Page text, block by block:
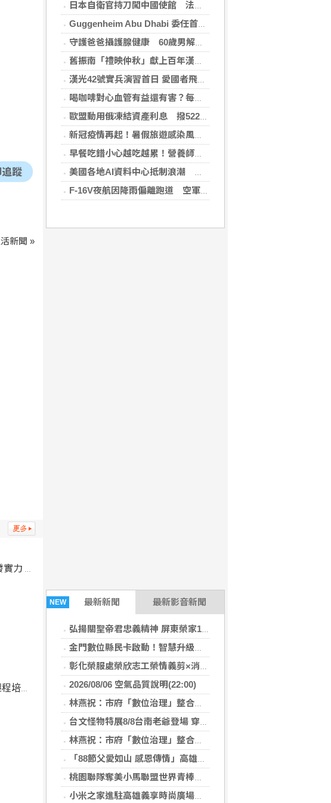
日本自衛官持刀闖中國使館 法庭上稱促中國改變外交
Guggenheim Abu Dhabi 委任首任館長
守護爸爸攝護腺健康 60歲男解尿異常 靠PHI檢測及早揪出攝護腺癌
舊振南「禮映仲秋」獻上百年漢餅心意 百日紅豆入餡經典蛋黃酥、噶瑪蘭聯名月餅、獨特人氣款必嚐
漢光42號實兵演習首日 愛國者飛彈車高雄罕見現蹤
喝咖啡對心血管有益還有害？每日可以喝幾杯咖啡？美心臟協會一次解答
歐盟動用俄凍結資產利息 撥522億元援助烏克蘭
新冠疫情再起！暑假旅遊感染風險增 專家教你這樣做好防護
早餐吃錯小心越吃越累！營養師點名3大NG組合：根本「台式安眠藥」
美國各地AI資料中心抵制浪潮 川普指控北京煽動
F-16V夜航因降雨偏離跑道 空軍：人員安全飛機輕損
NEW 最新新聞 最新影音新聞
弘揚關聖帝君忠義精神 屏東榮家1866周年聖誕祝壽誠心莊嚴
金門數位縣民卡啟動！智慧升級全島支付圈 加碼回饋限時開跑
彰化榮服處榮欣志工榮情義剪×消暑剉冰齊慶父親節
2026/08/06 空氣品質說明(22:00)
林燕祝：市府「數位治理」整合落後 請好好加油
台文怪物特展8/8台南老爺登場 穿梭在地美饌×聲響迷宮
林燕祝：市府「數位治理」整合落後 請好好加油
「88節父愛如山 感恩傳情」高雄郵局向天下父親表達感謝
桃園聯隊奪美小馬聯盟世界青棒亞軍 張善政接機
小米之家進駐高雄義享時尚廣場 父親節開幕祭三重超狂優惠
新聞 »
實力 (今傳媒2026-08-06 22:06:05)
訓 (墨新聞2026-08-06 18:26:46)